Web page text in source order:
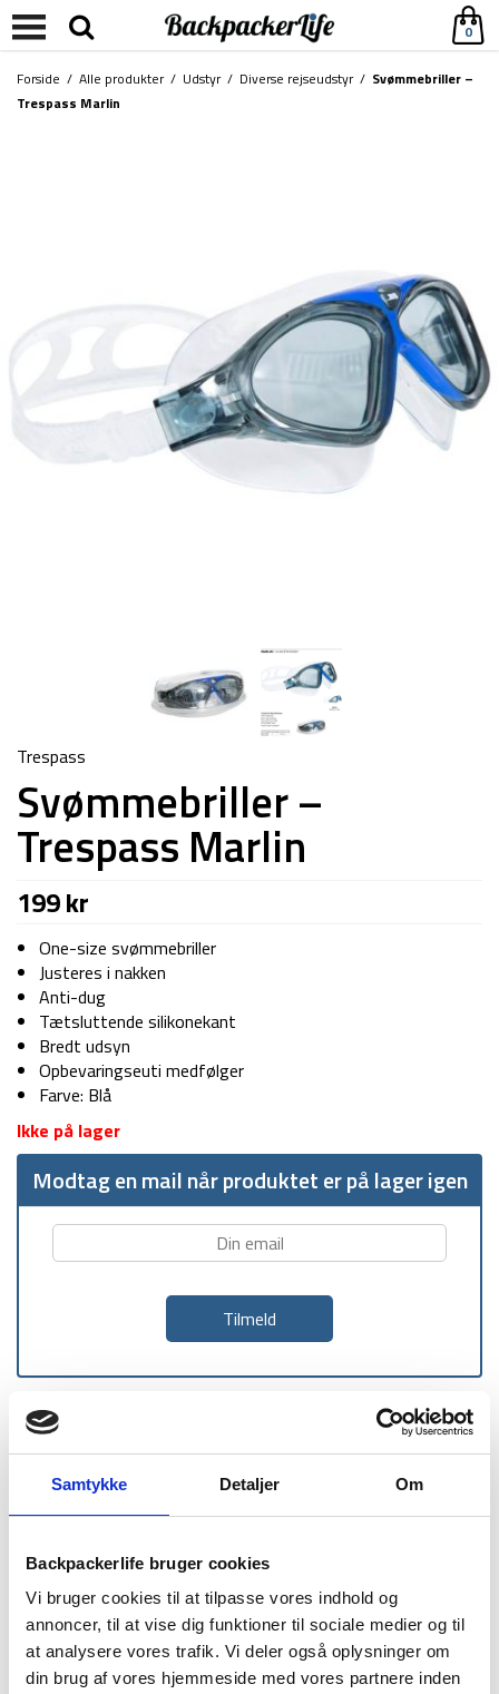
Samtykke Detaljer Om
Backpackerlife bruger cookies
Vi bruger cookies til at tilpasse vores indhold og
annoncer, til at vise dig funktioner til sociale medier og til
at analysere vores trafik. Vi deler også oplysninger om
din brug af vores hjemmeside med vores partnere inden
0
Forside / Alle produkter/ Udstyr/ Diverse rejseudstyr/ Svømmebriller –
Trespass Marlin
Trespass
Svømmebriller –
Trespass Marlin
199kr
One-size svømmebriller
Justeres i nakken
Anti-dug
Tætsluttende silikonekant
Bredt udsyn
Opbevaringseuti medfølger
Farve: Blå
Ikke på lager
Modtag en mail når produktet er på lager igen
100 dages
returret
BESKRIVELSE
YDERLIGERE INFORMATION
BRAND
FAQ